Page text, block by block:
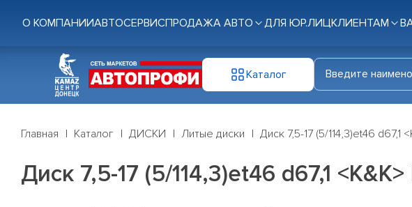
О КОМПАНИИАВТОСЕРВИСПРОДАЖА АВТО ДЛЯ ЮР.ЛИЦКЛИЕНТАМ
Каталог
Главная Каталог ДИСКИ Литые диски Диск 7,5-17 (5/114,3)et46
Диск 7,5-17 (5/114,3)et46 d67,1